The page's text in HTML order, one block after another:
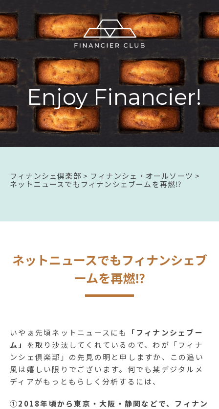
Enjoy Financier!
フィナンシェ倶楽部 > フィナンシェ・オールソーツ >
ネットニュースでもフィナンシェブームを再燃⁉
ネットニュースでもフィナンシェブ
ームを再燃⁉
いやぁ先頃ネットニュースにも
「フィナンシェブー
ム」 を取り沙汰してくれているので、わが「フィナ
ンシェ倶楽部」の先見の明と申しますか、この追い
風は嬉しい限りでございます。何でも某デジタルメ
ディアがもっともらしく分析するには、
①2018年頃から東京・大阪・静岡などで、フィナン